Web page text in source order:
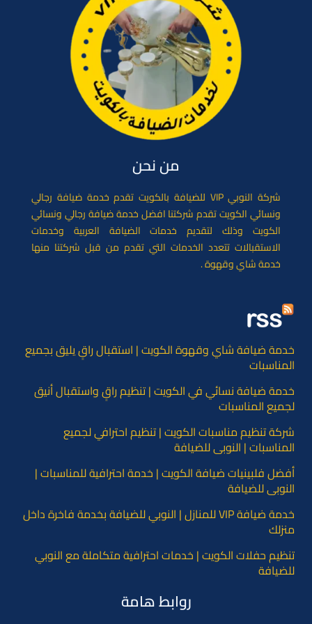
من نحن
شركة النوبي VIP للضيافة بالكويت تقدم خدمة ضيافة رجالي
ونسائي الكويت تقدم شركتنا افضل خدمة ضيافة رجالي ونسائي
الكويت وذلك لتقديم خدمات الضيافة العربية وخدمات
الاستقبالات تتعدد الخدمات التي تقدم من قبل شركتنا منها
خدمة شاي وقهوة .
خدمة ضيافة شاي وقهوة الكويت | استقبال راقٍ يليق بجميع
المناسبات
خدمة ضيافة نسائي في الكويت | تنظيم راقٍ واستقبال أنيق
لجميع المناسبات
شركة تنظيم مناسبات الكويت | تنظيم احترافي لجميع
المناسبات | النوبي للضيافة
أفضل فلبينيات ضيافة الكويت | خدمة احترافية للمناسبات |
النوبي للضيافة
خدمة ضيافة VIP للمنازل | النوبي للضيافة بخدمة فاخرة داخل
منزلك
تنظيم حفلات الكويت | خدمات احترافية متكاملة مع النوبي
للضيافة
روابط هامة